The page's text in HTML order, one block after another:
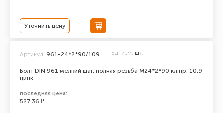
Уточнить цену
Болт DIN 961 мелкий шаг, полная резьба M24*2*90 кл.пр. 10.9
цинк
Артикул: 961-24*2*90/109 Ед. изм. шт.
последняя цена:
527.36 ₽